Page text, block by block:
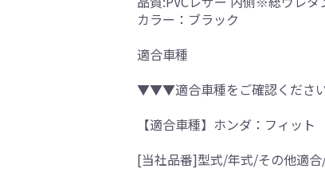
カラー：ブラック
適合車種
▼▼▼適合車種をご確認くだ
【適合車種】ホンダ：フィット
[当社品番]型式/年式/その他適合